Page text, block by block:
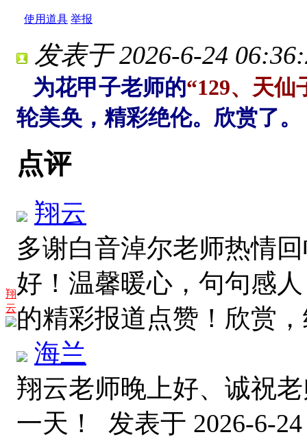
使用道具 举报
翔
云
发表于 2026-6-24
为花甲子老师的“129、天仙
轮美奂，精彩绝伦。欣赏了。
点评
翔云
多谢白音淖尔老师热情
好！温馨暖心，句句感
的精彩报道点赞！欣赏
海兰
翔云老师晚上好、诚祝
一天！ 发表于 2026-6-